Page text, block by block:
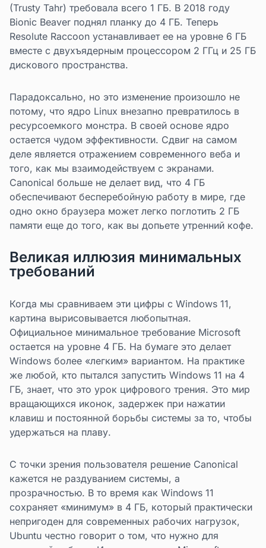
(Trusty Tahr) требовала всего 1 ГБ. В 2018 году
Bionic Beaver поднял планку до 4 ГБ. Теперь
Resolute Raccoon устанавливает ее на уровне 6 ГБ
вместе с двухъядерным процессором 2 ГГц и 25 ГБ
дискового пространства.
Парадоксально, но это изменение произошло не
потому, что ядро Linux внезапно превратилось в
ресурсоемкого монстра. В своей основе ядро
остается чудом эффективности. Сдвиг на самом
деле является отражением современного веба и
того, как мы взаимодействуем с экранами.
Canonical больше не делает вид, что 4 ГБ
обеспечивают бесперебойную работу в мире, где
одно окно браузера может легко поглотить 2 ГБ
памяти еще до того, как вы допьете утренний кофе.
Великая иллюзия минимальных
требований
Когда мы сравниваем эти цифры с Windows 11,
картина вырисовывается любопытная.
Официальное минимальное требование Microsoft
остается на уровне 4 ГБ. На бумаге это делает
Windows более «легким» вариантом. На практике
же любой, кто пытался запустить Windows 11 на 4
ГБ, знает, что это урок цифрового трения. Это мир
вращающихся иконок, задержек при нажатии
клавиш и постоянной борьбы системы за то, чтобы
удержаться на плаву.
С точки зрения пользователя решение Canonical
кажется не раздуванием системы, а
прозрачностью. В то время как Windows 11
сохраняет «минимум» в 4 ГБ, который практически
непригоден для современных рабочих нагрузок,
Ubuntu честно говорит о том, что нужно для